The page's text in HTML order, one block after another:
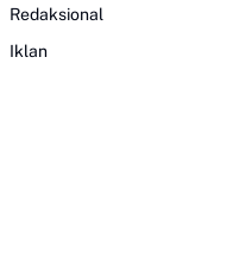
Redaksional
Iklan